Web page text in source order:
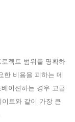
젝트 범위를 명확하
한 비용을 피하는 데
이션하는 경우 고급
트와 같이 가장 큰